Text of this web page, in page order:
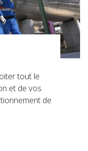
tout le
et de vos
de